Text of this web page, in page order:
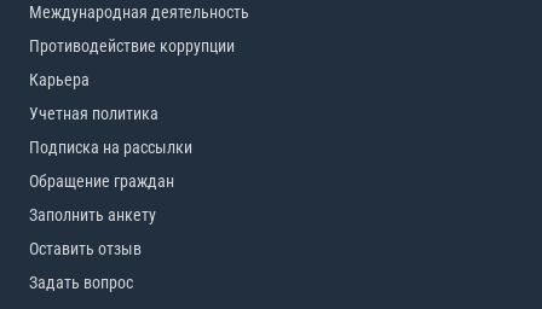
Международная деятельность
Противодействие коррупции
Карьера
Учетная политика
Подписка на рассылки
Обращение граждан
Заполнить анкету
Оставить отзыв
Задать вопрос